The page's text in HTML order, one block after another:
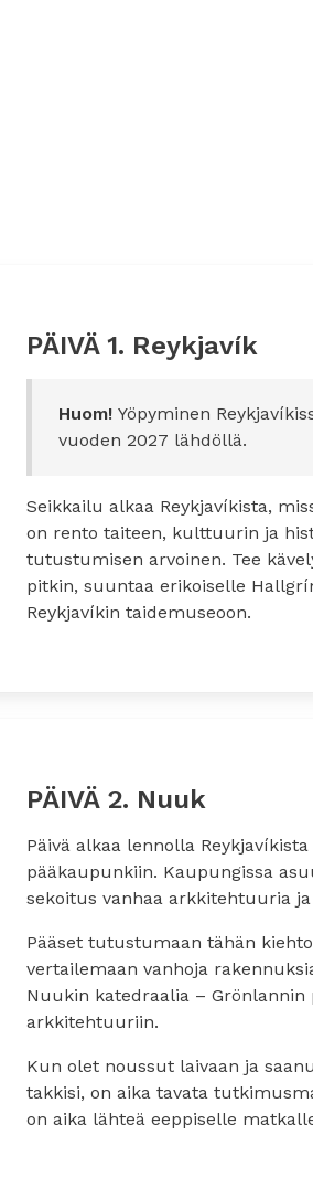
PÄIVÄ 1. Reykjavík
Huom! Yöpyminen
vuoden 2027 lähdöllä.
Seikkailu alkaa Reykjavíkista,
on rento taiteen, kulttuurin ja
tutustumisen arvoinen. Tee
pitkin, suuntaa erikoiselle
Reykjavíkin taidemuseoon.
PÄIVÄ 2. Nuuk
Päivä alkaa lennolla
pääkaupunkiin. Kaupungissa
sekoitus vanhaa arkkitehtuuria
Pääset tutustumaan tähän
vertailemaan vanhoja
Nuukin katedraalia –
arkkitehtuuriin.
Kun olet noussut laivaan ja
takkisi, on aika tavata
on aika lähteä eeppiselle